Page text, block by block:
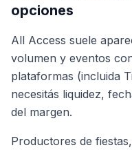
opciones
All Access suele
volumen y eventos
plataformas (incluida
necesitás liquidez,
del margen.
Productores de